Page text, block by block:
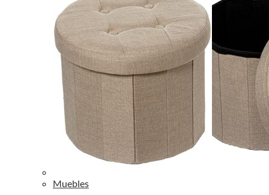
Muebles